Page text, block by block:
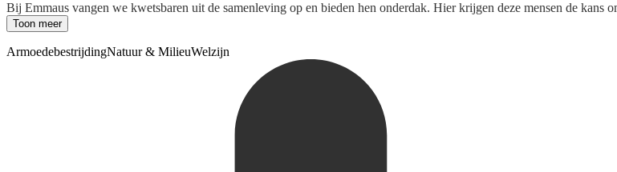
Bij Emmaus vangen we kwetsbaren uit de samenleving op en bieden hen onderdak. Hier krijgen deze mensen de kans
Toon meer
ArmoedebestrijdingNatuur & MilieuWelzijn